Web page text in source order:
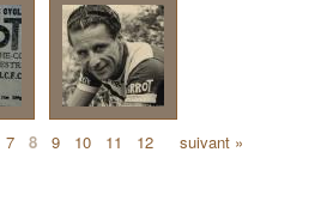
7 8 9 10 11 12 suivant »